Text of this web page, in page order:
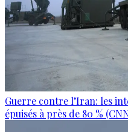
Guerre contre l’Iran: les
épuisés à près de 80 %